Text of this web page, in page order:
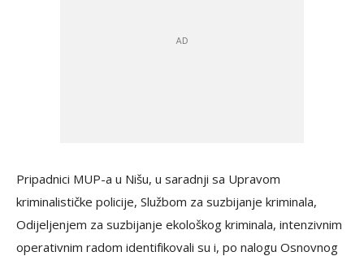
Pripadnici MUP-a u Nišu, u saradnji sa Upravom
kriminalističke policije, Službom za suzbijanje kriminala,
Odijeljenjem za suzbijanje ekološkog kriminala, intenzivnim
operativnim radom identifikovali su i, po nalogu Osnovnog